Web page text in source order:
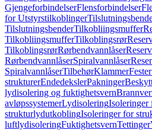
GjengeforbindelserFlensforbindelser
for Utstyrstilkoblinger
TilslutningsbenderTilkobliingsmuffer
TilkobliingsmufferTilkoblingsrør
TilkoblingsrørRørbendvannlåser
RørbendvannlåserSpiralvannlåser
SpiralvannlåserTilbehørKlammer
strukturerEndedekslerPakninger
lydisolering og fuktighetsvern
avløpssystemerLydisoleringIsoleringer
strukturlydutkoblingIsoleringer for
luftlydisoleringFuktighetsvernTettinger